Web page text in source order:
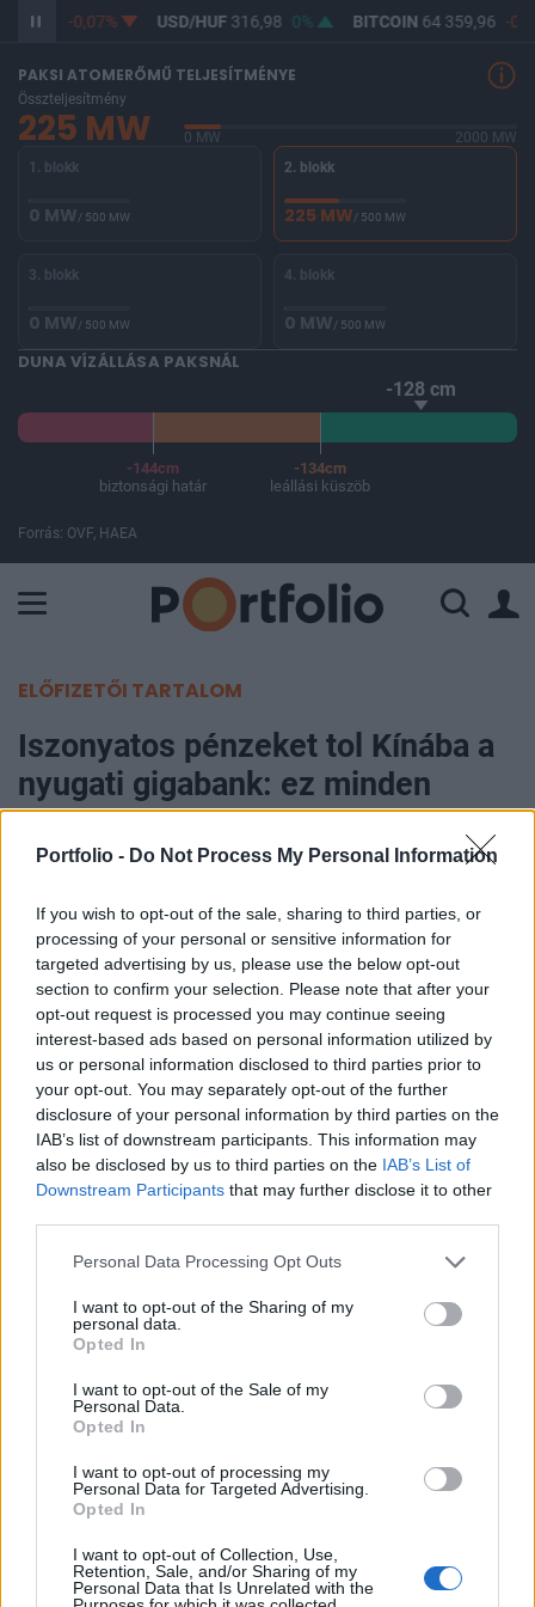
Portfolio - Do Not Process My Personal Information
If you wish to opt-out of the sale, sharing to third parties, or
processing of your personal or sensitive information for
targeted advertising by us, please use the below opt-out
section to confirm your selection. Please note that after your
opt-out request is processed you may continue seeing
interest-based ads based on personal information utilized by
us or personal information disclosed to third parties prior to
your opt-out. You may separately opt-out of the further
disclosure of your personal information by third parties on the
IAB’s list of downstream participants. This information may
also be disclosed by us to third parties on the IAB’s List of
Downstream Participants that may further disclose it to other
Personal Data Processing Opt Outs
I want to opt-out of the Sharing of my
personal data.
Opted In
I want to opt-out of the Sale of my
Personal Data.
Opted In
I want to opt-out of processing my
Personal Data for Targeted Advertising.
Opted In
I want to opt-out of Collection, Use,
Retention, Sale, and/or Sharing of my
Personal Data that Is Unrelated with the
365,16 -0,07% USD/HUF316,98 0% BITCOIN64 359,96 -
PAKSI ATOMERŐMŰ TELJESÍTMÉNYE
Összteljesítmény
225 MW 0 MW
2000 MW
1. blokk
0 MW/ 500 MW
2. blokk
225 MW/ 500 MW
3. blokk
0 MW/ 500 MW
4. blokk
0 MW/ 500 MW
DUNA VÍZÁLLÁSA PAKSNÁL
-128 cm
-144cm
biztonsági határ
-134cm
leállási küszöb
Forrás: OVF, HAEA
ELŐFIZETŐI TARTALOM
Iszonyatos pénzeket tol Kínába a
nyugati gigabank: ez minden
gazdaságnak kritikus
figyelmeztetés
Portfolio
2026. május 18. 09:39
A HSBC 4 milliárd dolláros hitelkeretet hozott
létre kínai technológiai vállalatok nemzetközi
terjeszkedésének támogatására. A program
elsősorban a tiszta energiatermelés, az
adatközpontok, az elektromos járművek és a
mesterséges intelligencia területén tevékenykedő
cégeket célozza.
transzformáció - Merre tart a bankszektor digitális
fejlődése? Erről lesz szó május 28-án a Portfolio Financial
IT konferenciáján! Regisztráció és részletek itt!Információ
Átállási Hitelkeret (Sustainability and Transition Credit
Facility) révén a bank kedvezményes...
KEDVES OLVASÓNK!
tartozik, melynek olvasása előfizetéses
regisztrációhoz kötött.